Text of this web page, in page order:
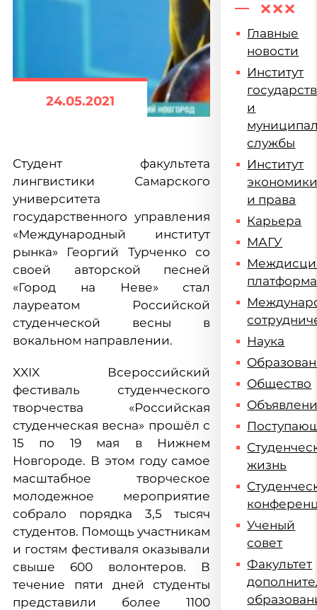
24.05.2021
Студент факультета
лингвистики Самарского
университета
государственного управления
«Международный институт
рынка» Георгий Турченко со
своей авторской песней
«Город на Неве» стал
лауреатом Российской
студенческой весны в
вокальном направлении.
XXIX Всероссийский
фестиваль студенческого
творчества «Российская
студенческая весна» прошёл с
15 по 19 мая в Нижнем
Новгороде. В этом году самое
масштабное творческое
молодежное мероприятие
собрало порядка 3,5 тысяч
студентов. Помощь участникам
и гостям фестиваля оказывали
свыше 600 волонтеров. В
течение пяти дней студенты
представили более 1100
Главные
новости
Институт
и
службы
Институт
и права
Карьера
МАГУ
платформа
Наука
Общество
жизнь
Ученый
совет
Факультет